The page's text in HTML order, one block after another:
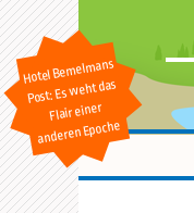
Hotel Bemelmans
Post: Es weht das
Flair einer
anderen Epoche